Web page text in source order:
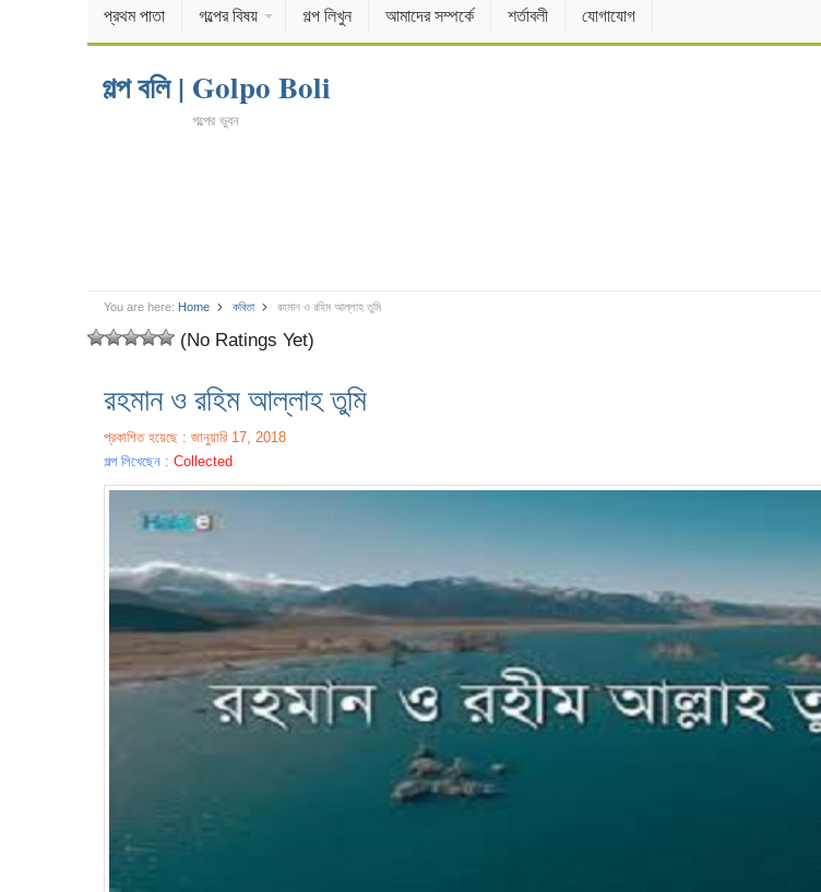
প্রথম পাতা গল্পের বিষয় গল্প লিখুন আমাদের সম্পর্কে শর্তাবলী যোগাযোগ
গল্প বলি | Golpo Boli
গল্পের ভুবন
You are here: Home কবিতা রহমান ও রহিম আল্লাহ তুমি
(No Ratings Yet)
রহমান ও রহিম আল্লাহ তুমি
প্রকাশিত হয়েছে : জানুয়ারি 17, 2018
গল্প লিখেছেন : Collected